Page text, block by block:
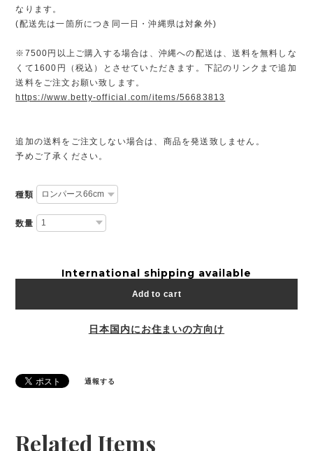
なります。
(配送先は一箇所につき同一日・沖縄県は対象外)
※7500円以上ご購入する場合は、沖縄への配送は、送料を無料しな
くて1600円（税込）とさせていただきます。下記のリンクまで追加
送料をご注文お願い致します。
https://www.betty-official.com/items/56683813
追加の送料をご注文しない場合は、商品を発送致しません。
予めご了承ください。
種類
数量
International shipping available
Add to cart
日本国内にお住まいの方向け
通報する
Related Items